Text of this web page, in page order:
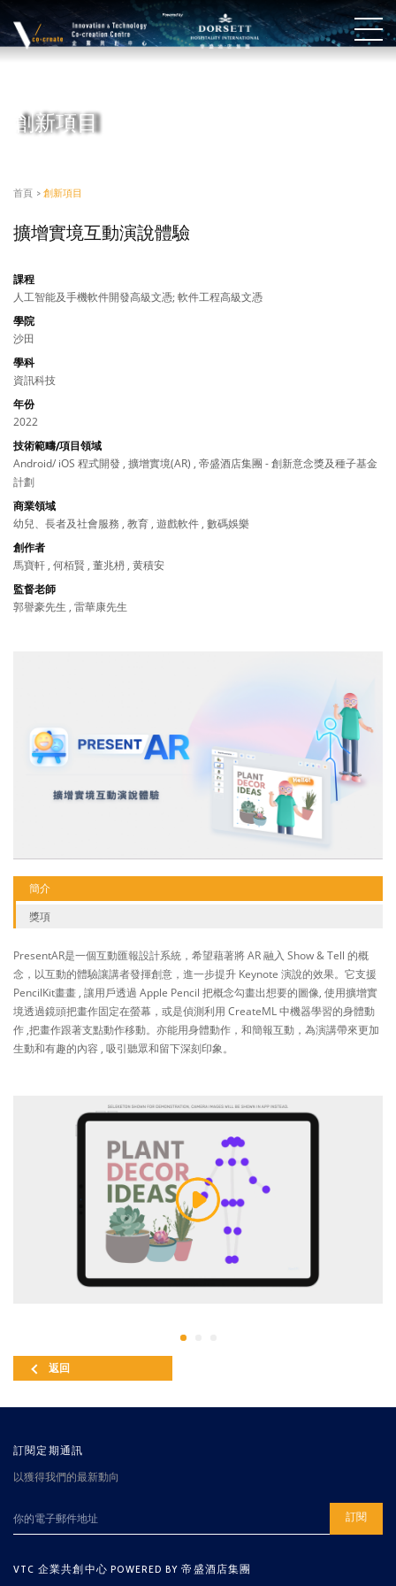
創新項目
首頁 > 創新項目
擴增實境互動演說體驗
課程
人工智能及手機軟件開發高級文憑; 軟件工程高級文憑
學院
沙田
學科
資訊科技
年份
2022
技術範疇/項目領域
Android/ iOS 程式開發 , 擴增實境(AR) , 帝盛酒店集團 - 創新意念獎及種子基金
計劃
商業領域
幼兒、長者及社會服務 , 教育 , 遊戲軟件 , 數碼娛樂
創作者
馬寶軒 , 何栢賢 , 董兆枬 , 黄積安
監督老師
郭譽豪先生 , 雷華康先生
簡介
獎項
PresentAR是一個互動匯報設計系統，希望藉著將 AR 融入 Show & Tell 的概
念，以互動的體驗讓講者發揮創意，進一步提升 Keynote 演說的效果。它支援
PencilKit畫畫 , 讓用戶透過 Apple Pencil 把概念勾畫出想要的圖像, 使用擴增實
境透過鏡頭把畫作固定在螢幕，或是偵測利用 CreateML 中機器學習的身體動
作 ,把畫作跟著支點動作移動。亦能用身體動作，和簡報互動，為演講帶來更加
生動和有趣的內容 , 吸引聽眾和留下深刻印象。
返回
訂閱定期通訊
以獲得我們的最新動向
訂閱
VTC 企業共創中心 POWERED BY 帝盛酒店集團